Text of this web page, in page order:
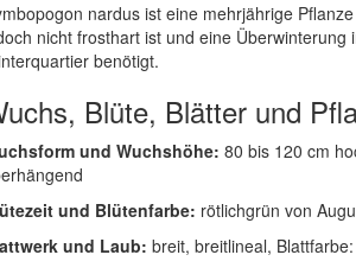
nardus ist eine mehrjährige
nicht frosthart ist und eine Überwinterung
benötigt.
Blüte, Blätter und
und Wuchshöhe: 80 bis 120 cm
und Blütenfarbe: rötlichgrün von
und Laub: breit, breitlineal,